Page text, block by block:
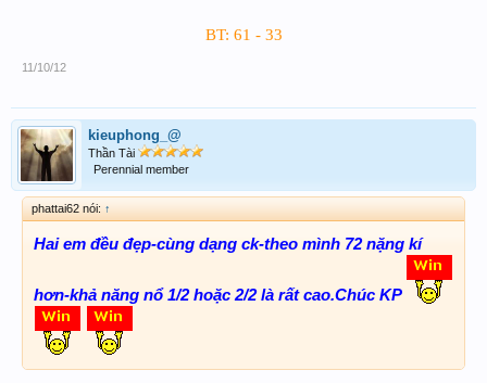
BT: 61 - 33
11/10/12
kieuphong_@
Thần Tài
Perennial member
phattai62 nói: ↑
Hai em đều đẹp-cùng dạng ck-theo mình 72 nặng kí
hơn-khả năng nổ 1/2 hoặc 2/2 là rất cao.Chúc KP